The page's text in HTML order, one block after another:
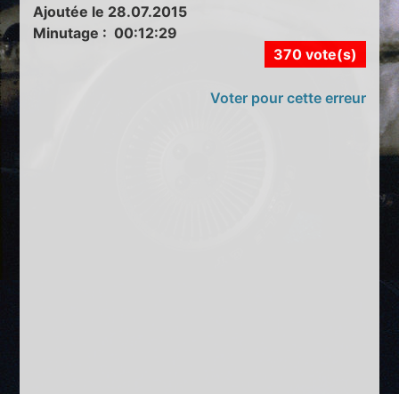
Ajoutée le 28.07.2015
Minutage : 00:12:29
370 vote(s)
Voter pour cette erreur